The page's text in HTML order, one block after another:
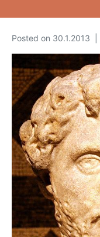
Posted on 30.1.2013